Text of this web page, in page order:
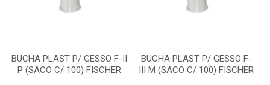
BUCHA PLAST P/ GESSO F-II
P (SACO C/ 100) FISCHER
BUCHA PLAST P/ GESSO F-
III M (SACO C/ 100) FISCHER